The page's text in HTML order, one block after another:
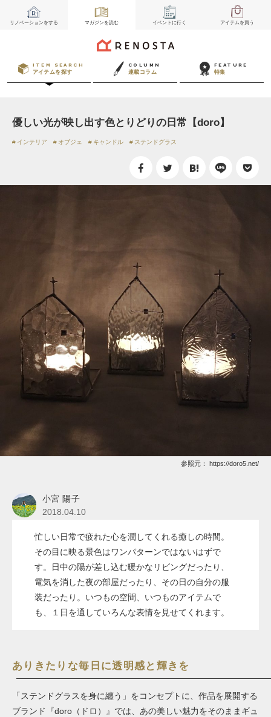
リノベーションをする マガジンを読む イベント に行く アイテムを買う
ITEM SEARCH
アイテムを探す
COLUMN
連載コラム
FEATURE
特集
優しい光が映し出す色とりどりの日常【doro】
インテリア オブジェ キャンドル ステンドグラス
参照元： https://doro5.net/
小宮 陽子
2018.04.10
忙しい日常で疲れた心を潤してくれる癒しの時間。
その目に映る景色はワンパターンではないはずで
す。日中の陽が差し込む暖かなリビングだったり、
電気を消した夜の部屋だったり、その日の自分の服
装だったり。いつもの空間、いつものアイテムで
も、１日を通していろんな表情を見せてくれます。
ありきたりな毎日に透明感と輝きを
「ステンドグラスを身に纏う」をコンセプトに、作品を展開する
ブランド『doro（ドロ）』では、あの美しい魅力をそのままギュ